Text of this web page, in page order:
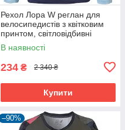
Рехол Лора W реглан для
велосипедистів з квітковим
принтом, світловідбивні
елементи, комфортний
В наявності
234 ₴ 2 340 ₴
Купити
–90%